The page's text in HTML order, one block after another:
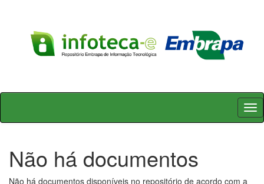
Skip
Não há documentos
Não há documentos disponíveis no repositório de acordo com a